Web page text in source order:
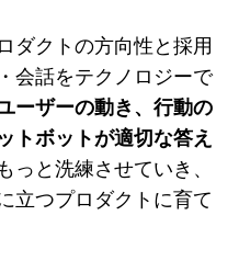
ダクトの方向性と採用
会話をテクノロジーで
ーザーの動き、行動の
トボットが適切な答え
っと洗練させていき、
立つプロダクトに育て